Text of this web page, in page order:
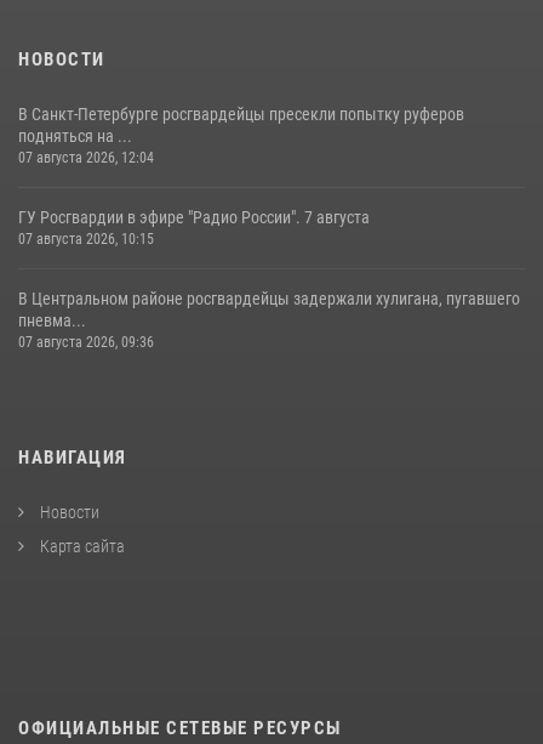
НОВОСТИ
В Санкт-Петербурге росгвардейцы пресекли попытку руферов
подняться на ...
07 августа 2026, 12:04
ГУ Росгвардии в эфире "Радио России". 7 августа
07 августа 2026, 10:15
В Центральном районе росгвардейцы задержали хулигана, пугавшего
пневма...
07 августа 2026, 09:36
НАВИГАЦИЯ
Новости
Карта сайта
ОФИЦИАЛЬНЫЕ СЕТЕВЫЕ РЕСУРСЫ